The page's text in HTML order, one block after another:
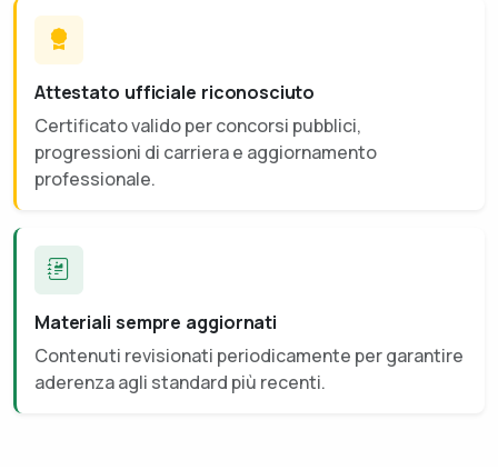
Attestato ufficiale riconosciuto
Certificato valido per concorsi pubblici,
progressioni di carriera e aggiornamento
professionale.
Materiali sempre aggiornati
Contenuti revisionati periodicamente per garantire
aderenza agli standard più recenti.